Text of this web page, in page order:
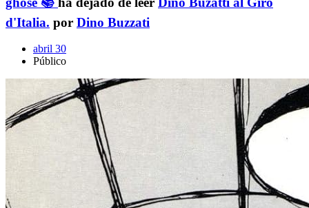
d'Italia. por Dino Buzzati
abril 30
Público